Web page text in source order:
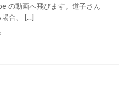
の動画へ飛びます。道子さん
合、 […]